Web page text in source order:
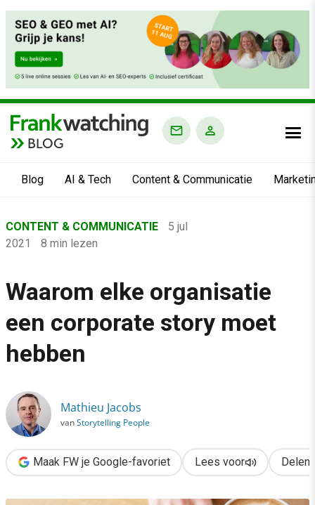
BLOG
Blog AI & Tech Content & Communicatie
›
Content & Communicatie
›
Waarom elke organisatie een corporate story moet hebben
CONTENT & COMMUNICATIE
5 jul
2021
8 min lezen
Waarom elke organisatie
een corporate story moet
hebben
Mathieu Jacobs
vanStorytelling People
Maak FW je Google-favoriet Lees voor Delen